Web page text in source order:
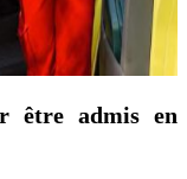
être admis en